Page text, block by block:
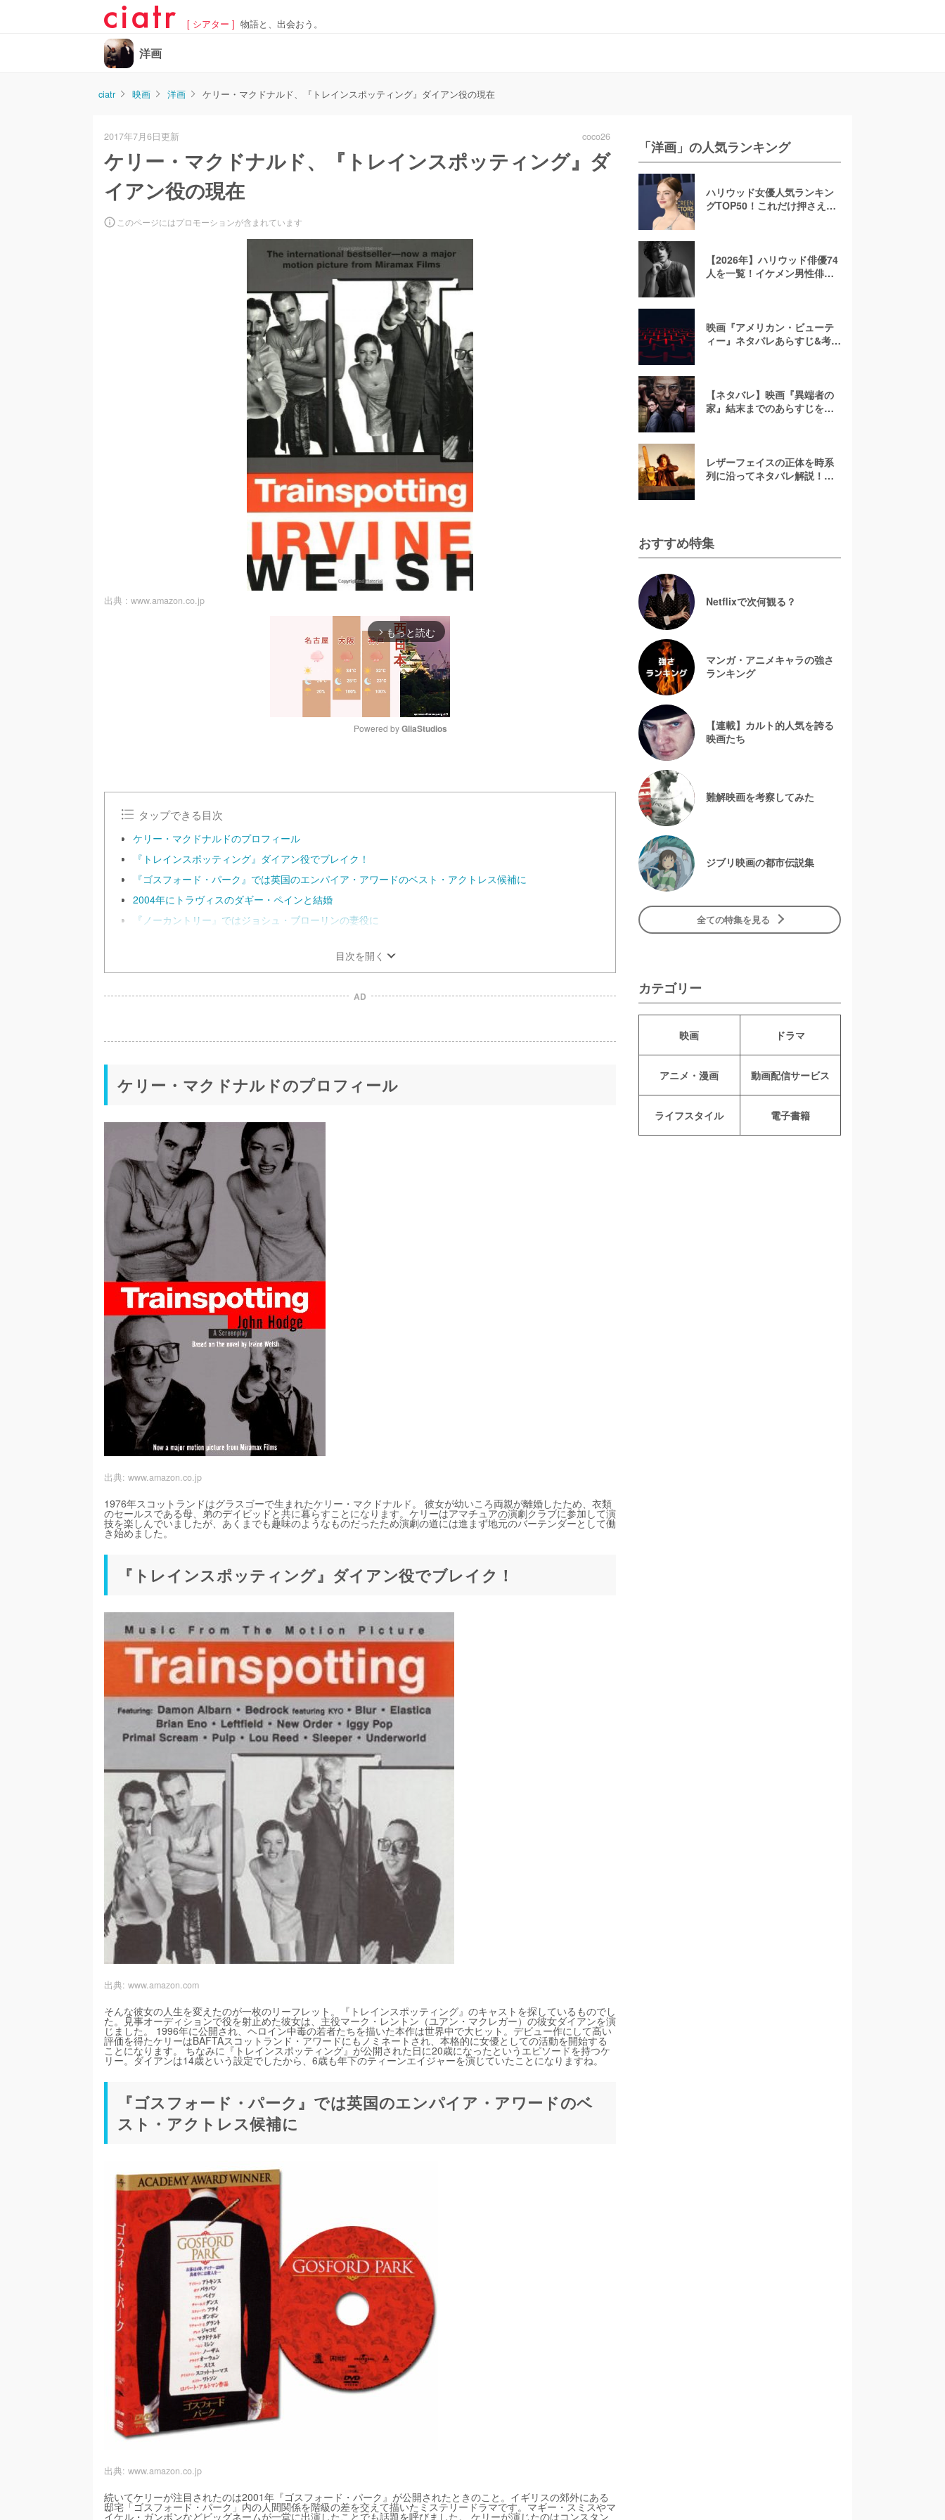
[ シアター ] 物語と、出会おう。
洋画
ciatr 映画 洋画 ケリー・マクドナルド、『トレインスポッティング』ダイアン役の現在
2017年7月6日更新 coco26
ケリー・マクドナルド、『トレインスポッティング』ダ
イアン役の現在
このページにはプロモーションが含まれています
出典 : www.amazon.co.jp
arrow_forward_ios もっと読む
u
Powered by GliaStudios
タップできる目次
ケリー・マクドナルドのプロフィール
『トレインスポッティング』ダイアン役でブレイク！
『ゴスフォード・パーク』では英国のエンパイア・アワードのベスト・アクトレス候補に
2004年にトラヴィスのダギー・ペインと結婚
『ノーカントリー』ではジョシュ・ブローリンの妻役に
目次を開く
AD
ケリー・マクドナルドのプロフィール
出典: www.amazon.co.jp
1976年スコットランドはグラスゴーで生まれたケリー・マクドナルド。 彼女が幼いころ両親が離婚したため、衣類
のセールスである母、弟のデイビッドと共に暮らすことになります。ケリーはアマチュアの演劇クラブに参加して演
技を楽しんでいましたが、あくまでも趣味のようなものだったため演劇の道には進まず地元のバーテンダーとして働
き始めました。
『トレインスポッティング』ダイアン役でブレイク！
出典: www.amazon.com
そんな彼女の人生を変えたのが一枚のリーフレット。『トレインスポッティング』のキャストを探しているものでし
た。見事オーディションで役を射止めた彼女は、主役マーク・レントン（ユアン・マクレガー）の彼女ダイアンを演
じました。 1996年に公開され、ヘロイン中毒の若者たちを描いた本作は世界中で大ヒット。デビュー作にして高い
評価を得たケリーはBAFTAスコットランド・アワードにもノミネートされ、本格的に女優としての活動を開始する
ことになります。 ちなみに『トレインスポッティング』が公開された日に20歳になったというエピソードを持つケ
リー。ダイアンは14歳という設定でしたから、6歳も年下のティーンエイジャーを演じていたことになりますね。
『ゴスフォード・パーク』では英国のエンパイア・アワードのベ
スト・アクトレス候補に
出典: www.amazon.co.jp
続いてケリーが注目されたのは2001年『ゴスフォード・パーク』が公開されたときのこと。イギリスの郊外にある
邸宅「ゴスフォード・パーク」内の人間関係を階級の差を交えて描いたミステリードラマです。マギー・スミスやマ
イケル・ガンボンなどビッグネームが一堂に出演したことでも話題を呼びました。 ケリーが演じたのはコンスタン
「洋画」の人気ランキング
ハリウッド女優人気ランキン
グTOP50！これだけ押さえれ
【2026年】ハリウッド俳優74
人を一覧！イケメン男性俳優
映画『アメリカン・ビューテ
ィー』ネタバレあらすじ&考
【ネタバレ】映画『異端者の
家』結末までのあらすじを解
レザーフェイスの正体を時系
列に沿ってネタバレ解説！実
おすすめ特集
Netflixで次何観る？
マンガ・アニメキャラの強さ
ランキング
【連載】カルト的人気を誇る
映画たち
難解映画を考察してみた
ジブリ映画の都市伝説集
全ての特集を見る
カテゴリー
映画 ドラマ
アニメ・漫画 動画配信サービス
ライフスタイル 電子書籍